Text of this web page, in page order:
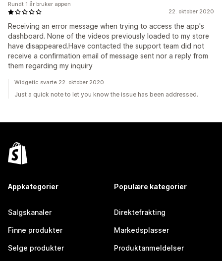
22. oktober 2020
Receiving an error message when trying to access the app's
dashboard. None of the videos previously loaded to my store
have disappeared.Have contacted the support team did not
receive a confirmation email of message sent nor a reply from
them regarding my inquiry
Rundt 1 år bruker appen
Widgetic svarte 22. oktober 2020
Just a quick note to let you know the issue has been addressed.
Appkategorier
Salgskanaler
Finne produkter
Selge produkter
Populære kategorier
Direktefrakting
Markedsplasser
Produktanmeldelser